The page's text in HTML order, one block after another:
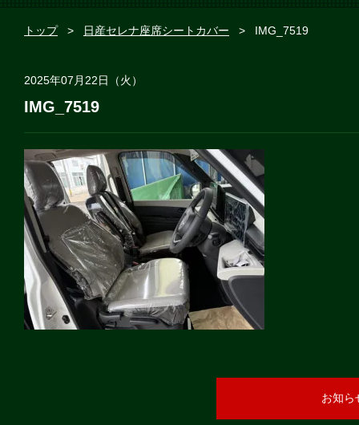
トップ > 日産セレナ座席シートカバー > IMG_7519
2025年07月22日（火）
IMG_7519
お知ら